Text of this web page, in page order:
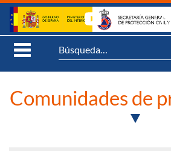
Saltar al contenido
Abrir Menú móvil
Síguenos:
Comunidades de